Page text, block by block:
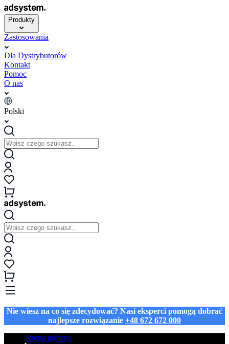
Produkty
Zastosowania
Dla Dystrybutorów
Kontakt
Pomoc
O nas
Polski
Nie wiesz na co się zdecydować? Nasi eksperci pomogą dobrać
najlepsze rozwiązanie +48 672 672 000
Strona główna